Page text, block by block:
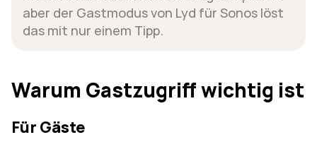
aber der Gastmodus von Lyd für Sonos löst
das mit nur einem Tipp.
Warum Gastzugriff wichtig ist
Für Gäste